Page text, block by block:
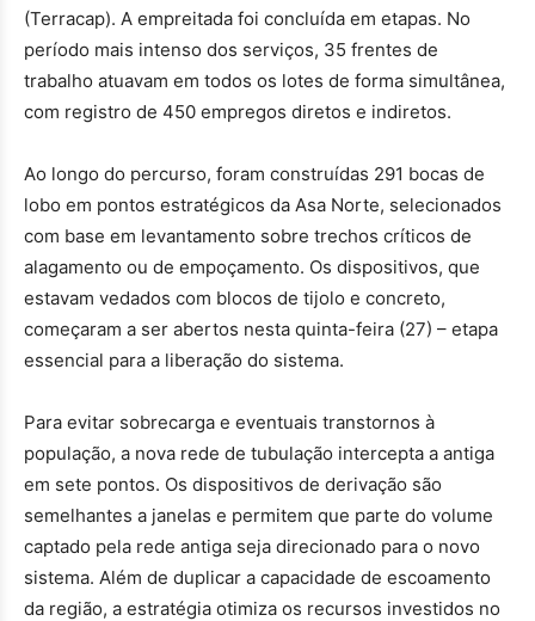
(Terracap). A empreitada foi concluída em etapas. No
período mais intenso dos serviços, 35 frentes de
trabalho atuavam em todos os lotes de forma simultânea,
com registro de 450 empregos diretos e indiretos.
Ao longo do percurso, foram construídas 291 bocas de
lobo em pontos estratégicos da Asa Norte, selecionados
com base em levantamento sobre trechos críticos de
alagamento ou de empoçamento. Os dispositivos, que
estavam vedados com blocos de tijolo e concreto,
começaram a ser abertos nesta quinta-feira (27) – etapa
essencial para a liberação do sistema.
Para evitar sobrecarga e eventuais transtornos à
população, a nova rede de tubulação intercepta a antiga
em sete pontos. Os dispositivos de derivação são
semelhantes a janelas e permitem que parte do volume
captado pela rede antiga seja direcionado para o novo
sistema. Além de duplicar a capacidade de escoamento
da região, a estratégia otimiza os recursos investidos no